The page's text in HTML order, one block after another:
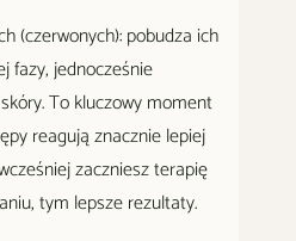
(czerwonych): pobudza ich
fazy, jednocześnie
To kluczowy moment
reagują znacznie lepiej
zaczniesz terapię
tym lepsze rezultaty.